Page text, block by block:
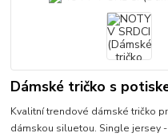
Dámské tričko s
Kvalitní trendové dámské tričko
dámskou siluetou. Single jersey